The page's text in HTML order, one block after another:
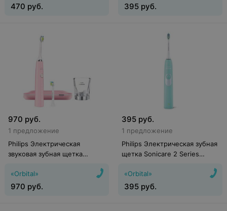
470 руб. 395 руб.
970 руб.
1 предложение
Philips Электрическая
звуковая зубная щетка
HX9362/67
«Orbital»
970 руб.
395 руб.
1 предложение
Philips Электрическая зубная
щетка Sonicare 2 Series
«Orbital»
395 руб.